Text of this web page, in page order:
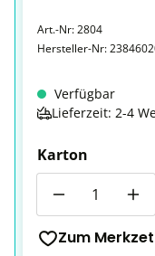
Art.-Nr:2804
Hersteller-Nr:
Verfügbar
Lieferzeit: 2-4
Karton
Zum